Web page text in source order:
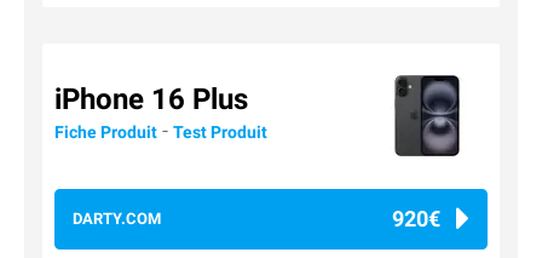
iPhone 16 Plus
Fiche Produit - Test Produit
DARTY.COM 920€